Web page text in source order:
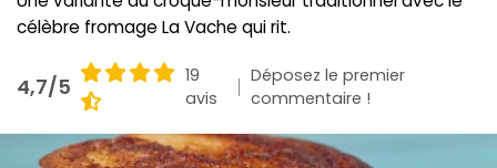
L'actu cuisine
Connexion
célèbre fromage La Vache qui rit.
4,7/5
19
avis
Déposez le premier
commentaire !